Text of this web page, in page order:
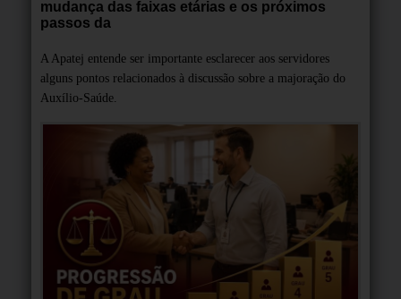
mudança das faixas etárias e os próximos
passos da
A Apatej entende ser importante esclarecer aos servidores
alguns pontos relacionados à discussão sobre a majoração do
Auxílio-Saúde.